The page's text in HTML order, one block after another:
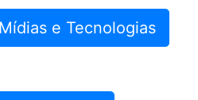
e Tecnologias